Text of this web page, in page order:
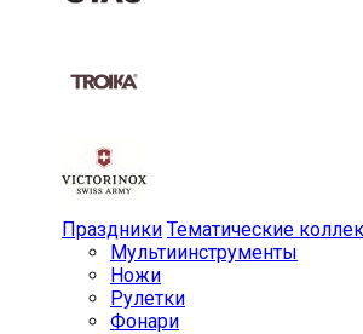
Праздники Тематические
Мульти­инструменты
Ножи
Рулетки
Фонари